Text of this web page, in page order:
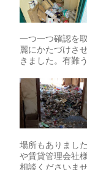
一つ一つ確認を
麗にかたづけさ
きました。有難
場所もありまし
や賃貸管理会社
相談くださいま